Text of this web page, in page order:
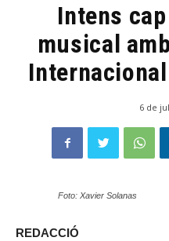
Intens
musical
6 de
Foto: Xavier Solanas
REDACCIÓ